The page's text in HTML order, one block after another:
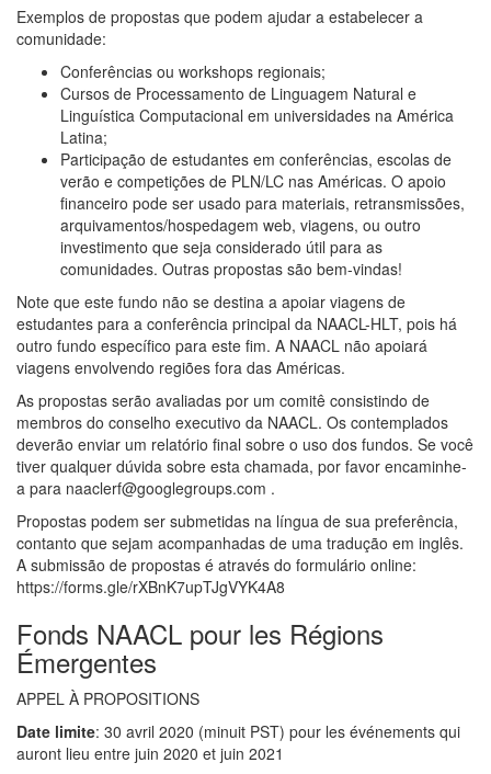
Exemplos de propostas que podem ajudar a estabelecer a
comunidade:
Conferências ou workshops regionais;
Cursos de Processamento de Linguagem Natural e
Linguística Computacional em universidades na América
Latina;
Participação de estudantes em conferências, escolas de
verão e competições de PLN/LC nas Américas. O apoio
financeiro pode ser usado para materiais, retransmissões,
arquivamentos/hospedagem web, viagens, ou outro
investimento que seja considerado útil para as
comunidades. Outras propostas são bem-vindas!
Note que este fundo não se destina a apoiar viagens de
estudantes para a conferência principal da NAACL-HLT, pois há
outro fundo específico para este fim. A NAACL não apoiará
viagens envolvendo regiões fora das Américas.
As propostas serão avaliadas por um comitê consistindo de
membros do conselho executivo da NAACL. Os contemplados
deverão enviar um relatório final sobre o uso dos fundos. Se você
tiver qualquer dúvida sobre esta chamada, por favor encaminhe-
a para naaclerf@googlegroups.com .
Propostas podem ser submetidas na língua de sua preferência,
contanto que sejam acompanhadas de uma tradução em inglês.
A submissão de propostas é através do formulário online:
https://forms.gle/rXBnK7upTJgVYK4A8
Fonds NAACL pour les Régions
Émergentes
APPEL À PROPOSITIONS
Date limite: 30 avril 2020 (minuit PST) pour les événements qui
auront lieu entre juin 2020 et juin 2021